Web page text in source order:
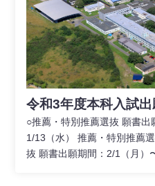
令和3年度本科入試
○推薦・特別推薦選抜 願書出
1/13（水） 推薦・特別推薦
抜 願書出願期間：2/1（月）